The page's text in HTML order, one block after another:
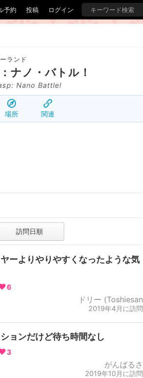
予約 投稿 ログイン
ランド
ナノ・バトル！
Nano Battle!
場所 関連
訪問日順
ーよりやりやすくなったような気
6
ドリー (Toshiesan
2019年4月に訪問
ョンだけど待ち時間なし
3
がんばるさ
2019年10月に訪問